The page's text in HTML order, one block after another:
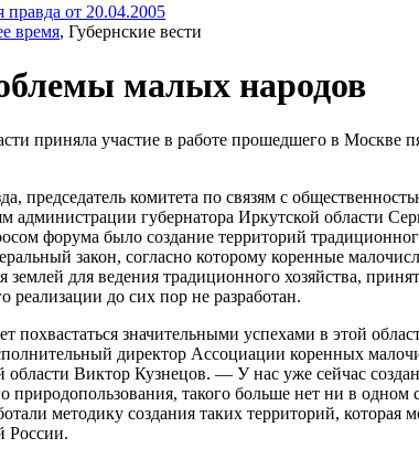
от 20.04.2005
время, Губернские вести
малых народов
приняла участие в работе прошедшего в
председатель комитета по связям с
администрации губернатора Иркутской области
форума было создание территорий
закон, согласно которому коренные
для ведения традиционного хозяйства,
реализации до сих пор не разработан.
похвастаться значительными успехами в этой
директор Ассоциации коренных
области Виктор Кузнецов. — У нас уже сейчас
природопользования, такого больше нет ни в одном
методику создания таких территорий, которая
России.